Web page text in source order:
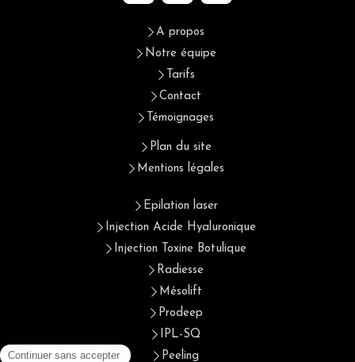
A propos
Notre équipe
Tarifs
Contact
Témoignages
Plan du site
Mentions légales
Epilation laser
Injection Acide Hyaluronique
Injection Toxine Botulique
Radiesse
Mésolift
Prodeep
IPL-SQ
Peeling